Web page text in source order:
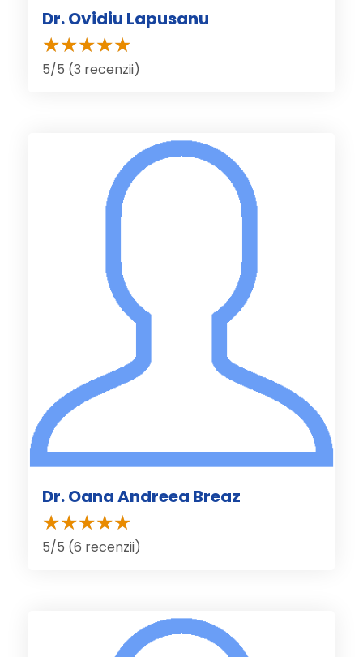
Dr. Ovidiu Lapusanu
5/5 (3 recenzii)
Dr. Oana Andreea Breaz
5/5 (6 recenzii)